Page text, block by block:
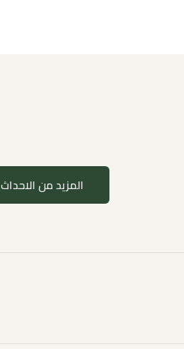
المزيد من الاحداث